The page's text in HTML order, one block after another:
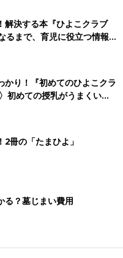
解決する本『ひよこクラブ
まで、育児に役立つ情報が
かり！『初めてのひよこクラ
初めての授乳がうまくい
基本と夏のトラブル 解決テ
冊の「たまひよ」
る？墓じまい費用